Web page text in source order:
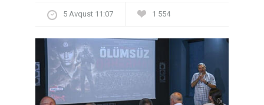
5 Avqust 11:07 1 554